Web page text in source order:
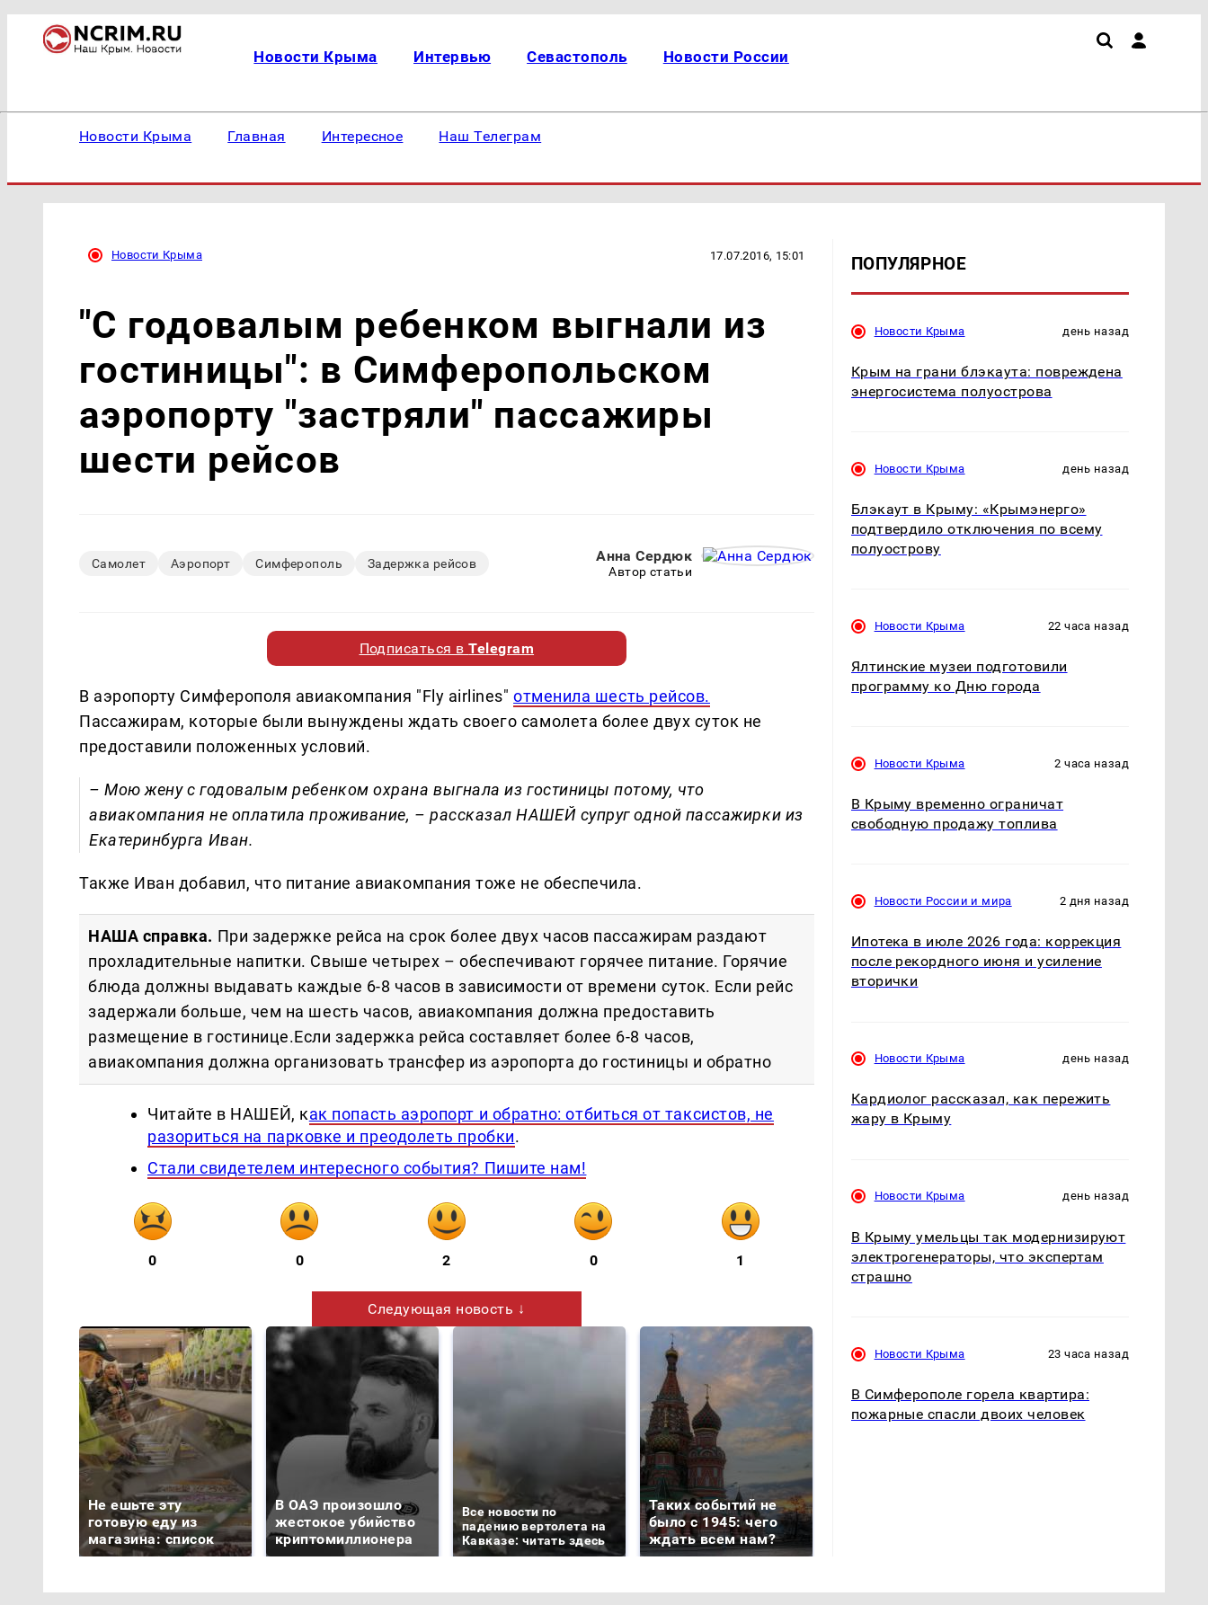
Новости Крыма Интервью Севастополь Новости России
Новости Крыма Главная Интересное Наш Телеграм
Новости Крыма 17.07.2016, 15:01
"С годовалым ребенком выгнали из
гостиницы": в Симферопольском
аэропорту "застряли" пассажиры
шести рейсов
Самолет Аэропорт Симферополь Задержка рейсов Анна Сердюк
Автор статьи
Подписаться вTelegram
В аэропорту Симферополя авиакомпания "Fly airlines"отменила шесть рейсов.
Пассажирам, которые были вынуждены ждать своего самолета более двух суток не
предоставили положенных условий.
– Мою жену с годовалым ребенком охрана выгнала из гостиницы потому, что
авиакомпания не оплатила проживание, – рассказал НАШЕЙ супруг одной пассажирки из
Екатеринбурга Иван.
Также Иван добавил, что питание авиакомпания тоже не обеспечила.
НАША справка. При задержке рейса на срок более двух часов пассажирам раздают
прохладительные напитки. Свыше четырех – обеспечивают горячее питание. Горячие
блюда должны выдавать каждые 6-8 часов в зависимости от времени суток. Если рейс
задержали больше, чем на шесть часов, авиакомпания должна предоставить
размещение в гостинице.Если задержка рейса составляет более 6-8 часов,
авиакомпания должна организовать трансфер из аэропорта до гостиницы и обратно
Читайте в НАШЕЙ, как попасть аэропорт и обратно: отбиться от таксистов, не
разориться на парковке и преодолеть пробки.
Стали свидетелем интересного события? Пишите нам!
0 0 2 0 1
Следующая новость ↓
Не ешьте эту
готовую еду из
магазина: список
В ОАЭ произошло
жестокое убийство
криптомиллионера
Все новости по
падению вертолета на
Кавказе: читать здесь
Таких событий не
было с 1945: чего
ждать всем нам?
ПОПУЛЯРНОЕ
Новости Крыма день назад
Крым на грани блэкаута: повреждена
энергосистема полуострова
Новости Крыма день назад
Блэкаут в Крыму: «Крымэнерго»
подтвердило отключения по всему
полуострову
Новости Крыма 22 часа назад
Ялтинские музеи подготовили
программу ко Дню города
Новости Крыма 2 часа назад
В Крыму временно ограничат
свободную продажу топлива
Новости России и мира 2 дня назад
Ипотека в июле 2026 года: коррекция
после рекордного июня и усиление
вторички
Новости Крыма день назад
Кардиолог рассказал, как пережить
жару в Крыму
Новости Крыма день назад
В Крыму умельцы так модернизируют
электрогенераторы, что экспертам
страшно
Новости Крыма 23 часа назад
В Симферополе горела квартира:
пожарные спасли двоих человек